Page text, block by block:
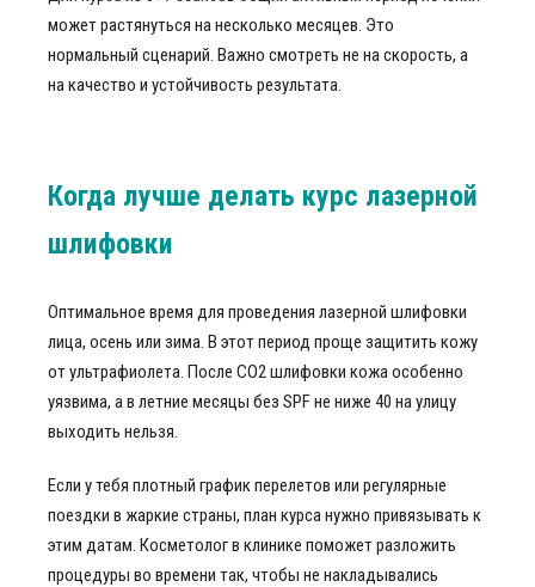
может растянуться на несколько месяцев. Это
нормальный сценарий. Важно смотреть не на скорость, а
на качество и устойчивость результата.
Когда лучше делать курс лазерной
шлифовки
Оптимальное время для проведения лазерной шлифовки
лица, осень или зима. В этот период проще защитить кожу
от ультрафиолета. После СО2 шлифовки кожа особенно
уязвима, а в летние месяцы без SPF не ниже 40 на улицу
выходить нельзя.
Если у тебя плотный график перелетов или регулярные
поездки в жаркие страны, план курса нужно привязывать к
этим датам. Косметолог в клинике поможет разложить
процедуры во времени так, чтобы не накладывались